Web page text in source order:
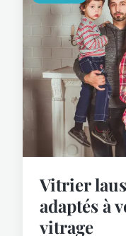
Vitrier
adaptés à
vitrage